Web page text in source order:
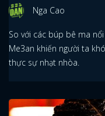
Nga Cao
So với các búp bê ma
Me3an khiến người ta
thực sự nhạt nhòa.